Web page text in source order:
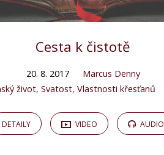
Cesta k čistotě
20. 8. 2017
Marcus Denny
život,Svatost,Vlastnosti křesťanů
DETAILY VIDEO AUDIO